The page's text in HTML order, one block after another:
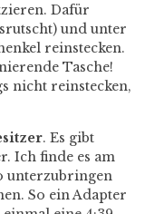
Dafür
und unter
reinstecken.
Tasche!
nicht reinstecken,
. Es gibt
Ich finde es am
unterzubringen
So ein Adapter